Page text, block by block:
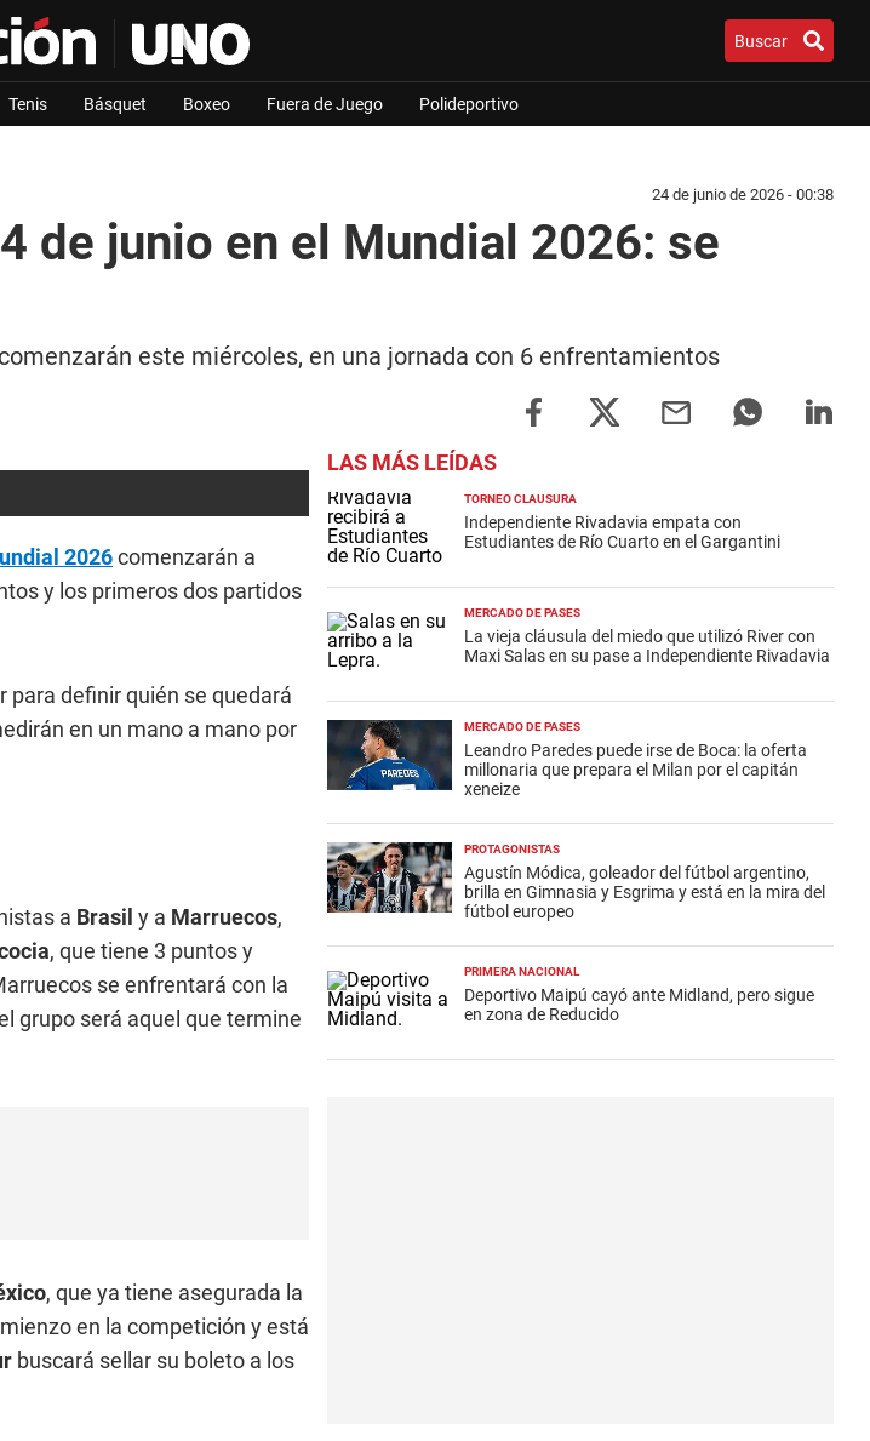
Buscar
Tenis Básquet Boxeo Fuera de Juego Polideportivo
24 de junio de 2026 - 00:38
de junio en el Mundial 2026: se
este miércoles, en una jornada con 6 enfrentamientos
2026comenzarán a
y los primeros dos partidos
para definir quién se quedará
en un mano a mano por
a Brasil y a Marruecos,
, que tiene 3 puntos y
se enfrentará con la
grupo será aquel que termine
, que ya tiene asegurada la
en la competición y está
buscará sellar su boleto a los
LAS MÁS LEÍDAS
TORNEO CLAUSURA
Independiente Rivadavia empata con
Estudiantes de Río Cuarto en el Gargantini
MERCADO DE PASES
La vieja cláusula del miedo que utilizó River con
Maxi Salas en su pase a Independiente Rivadavia
MERCADO DE PASES
Leandro Paredes puede irse de Boca: la oferta
millonaria que prepara el Milan por el capitán
xeneize
PROTAGONISTAS
Agustín Módica, goleador del fútbol argentino,
brilla en Gimnasia y Esgrima y está en la mira del
fútbol europeo
PRIMERA NACIONAL
Deportivo Maipú cayó ante Midland, pero sigue
en zona de Reducido